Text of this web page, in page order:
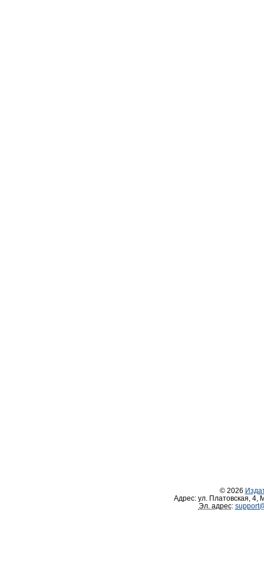
© 2026
Адрес: ул. Платовская, 4
Эл. адрес: